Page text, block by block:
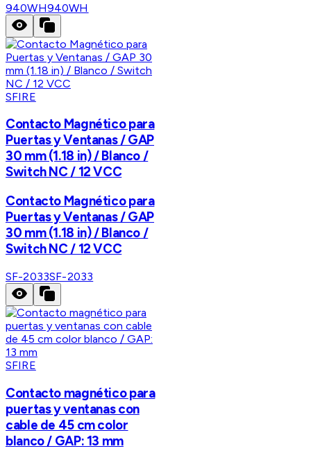
940WH940WH
SFIRE
Contacto Magnético para
Puertas y Ventanas / GAP
30 mm (1.18 in) / Blanco /
Switch NC / 12 VCC
Contacto Magnético para
Puertas y Ventanas / GAP
30 mm (1.18 in) / Blanco /
Switch NC / 12 VCC
SF-2033SF-2033
SFIRE
Contacto magnético para
puertas y ventanas con
cable de 45 cm color
blanco / GAP: 13 mm